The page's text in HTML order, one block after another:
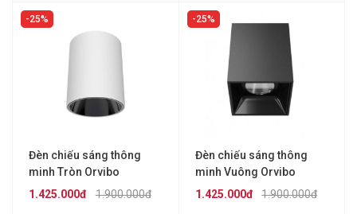
25%
Đèn chiếu sáng thông
minh Tròn Orvibo
DT60Z07D
1.900.000đ
1.425.000đ
25%
Đèn chiếu sáng thông
minh Vuông Orvibo
DT60Z07A
1.900.000đ
1.425.000đ